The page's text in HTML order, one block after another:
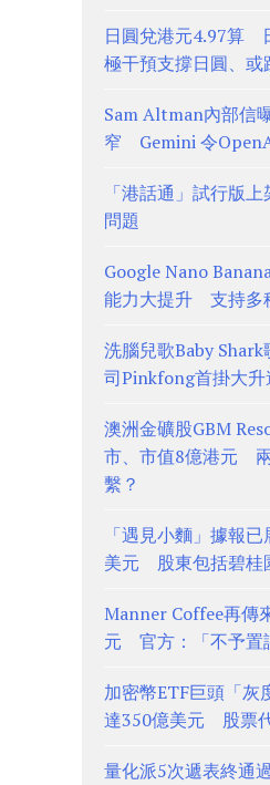
日圓兌港元4.97算
極干預支撐日圓、
Sam Altman內部信
窄 Gemini 令
「港話通」試行版
問題
Google Nano
能力大提升 支持多
洗腦兒歌Baby
司Pinkfong首掛大升
澳洲金礦股GBM
市、市值8億港元
繫？
「遇見小麵」據報
美元 股東包括碧桂
Manner Coffee再傳
元 官方：「不予置
加密幣ETF巨頭「灰
達350億美元 股票
量化派5次遞表終通